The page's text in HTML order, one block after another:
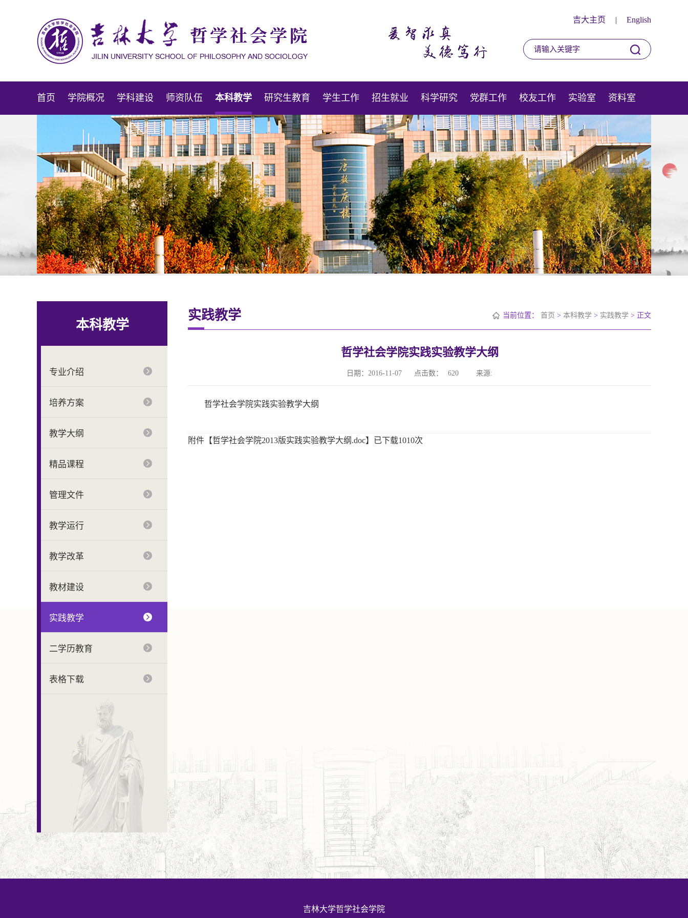
吉大主页 | English
首页 学院概况 学科建设 师资队伍 本科教学 研究生教育 学生工作 招生就业 科学研究 党群工作 校友工作 实验室 资料室
本科教学
专业介绍
培养方案
教学大纲
精品课程
管理文件
教学运行
教学改革
教材建设
实践教学
二学历教育
表格下载
实践教学 当前位置： 首页 > 本科教学 > 实践教学 > 正文
哲学社会学院实践实验教学大纲
日期：2016-11-07 点击数： 620 来源:
哲学社会学院实践实验教学大纲
附件【哲学社会学院2013版实践实验教学大纲.doc】已下载1010次
吉林大学哲学社会学院